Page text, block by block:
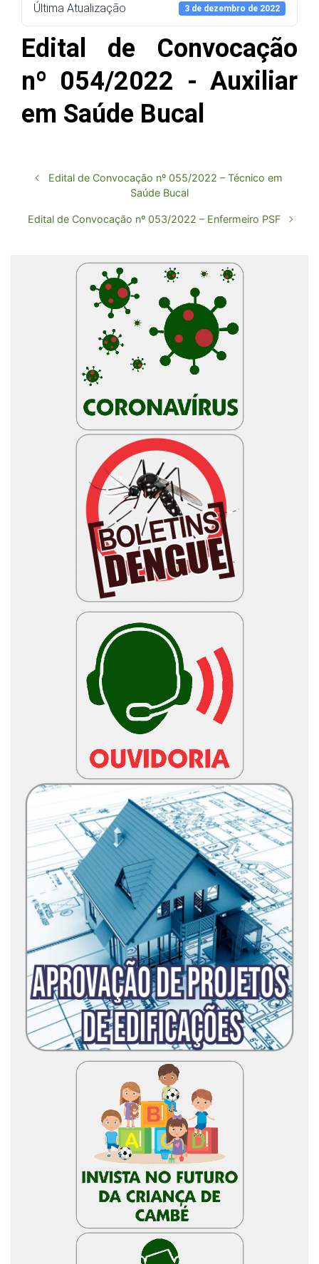
Última Atualização 3 de dezembro de 2022
Edital de Convocação
nº 054/2022 - Auxiliar
em Saúde Bucal
Edital de Convocação nº 055/2022 – Técnico em
Saúde Bucal
Edital de Convocação nº 053/2022 – Enfermeiro PSF